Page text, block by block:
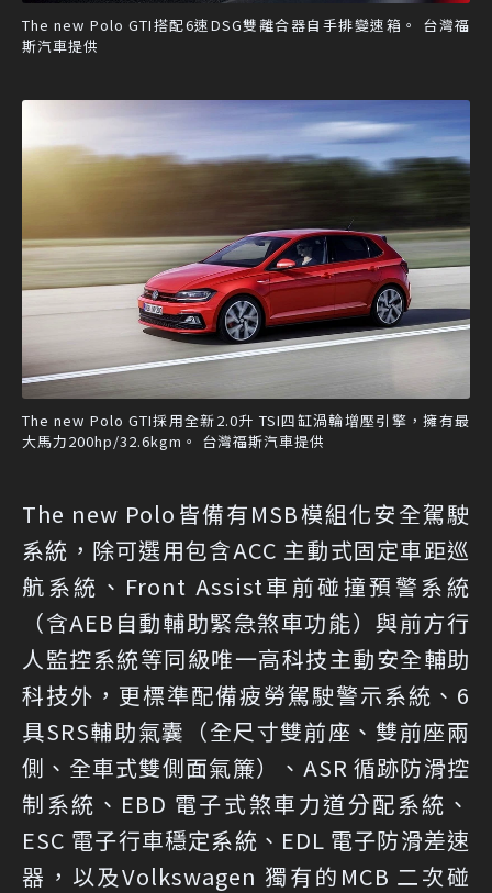
The new Polo GTI搭配6速DSG雙離合器自手排變速箱。 台灣福
斯汽車提供
The new Polo GTI採用全新2.0升 TSI四缸渦輪增壓引擎，擁有最
大馬力200hp/32.6kgm。 台灣福斯汽車提供
The new Polo皆備有MSB模組化安全駕駛
系統，除可選用包含ACC 主動式固定車距巡
航系統、Front Assist車前碰撞預警系統
（含AEB自動輔助緊急煞車功能）與前方行
人監控系統等同級唯一高科技主動安全輔助
科技外，更標準配備疲勞駕駛警示系統、6
具SRS輔助氣囊（全尺寸雙前座、雙前座兩
側、全車式雙側面氣簾）、ASR 循跡防滑控
制系統、EBD 電子式煞車力道分配系統、
ESC 電子行車穩定系統、EDL 電子防滑差速
器，以及Volkswagen 獨有的MCB 二次碰